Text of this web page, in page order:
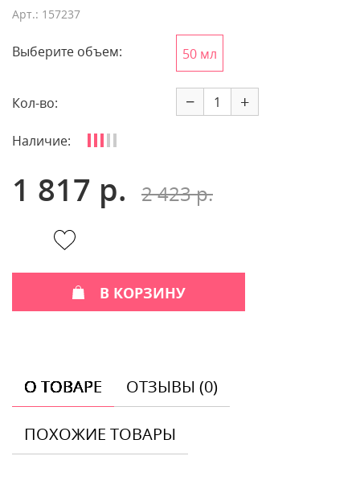
Арт.: 157237
Выберите объем: 50 мл
Кол-во: − +
Наличие:
1 817 р. 2 423 р.
В КОРЗИНУ
О ТОВАРЕ ОТЗЫВЫ (0)
ПОХОЖИЕ ТОВАРЫ